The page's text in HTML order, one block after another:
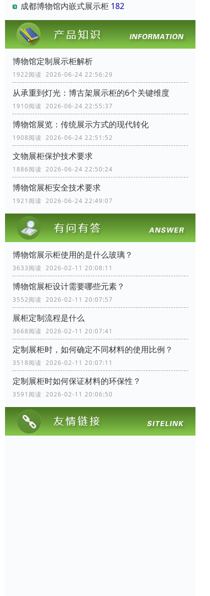
成都博物馆内嵌式展示柜 182
博物馆定制展示柜解析
1922阅读 2026-06-24 22:56:29
从承重到灯光：博古架展示柜的6个关键维度
1910阅读 2026-06-24 22:55:37
博物馆展览：传统展示方式的现代转化
1908阅读 2026-06-24 22:51:52
文物展柜保护技术要求
1886阅读 2026-06-24 22:50:24
博物馆展柜安全技术要求
1921阅读 2026-06-24 22:49:07
博物馆展示柜使用的是什么玻璃？
3633阅读 2026-02-11 20:08:11
博物馆展柜设计需要哪些元素？
3552阅读 2026-02-11 20:07:57
展柜定制流程是什么
3668阅读 2026-02-11 20:07:41
定制展柜时，如何确定不同材料的使用比例？
3518阅读 2026-02-11 20:07:11
定制展柜时如何保证材料的环保性？
3591阅读 2026-02-11 20:06:50